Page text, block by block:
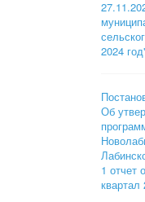
2024
Об
1 отчет
квартал